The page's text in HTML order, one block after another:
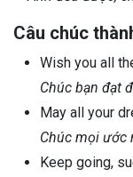
Câu chúc
Wish you all
Chúc bạn đạt
May all your
Chúc mọi ước
Keep going,